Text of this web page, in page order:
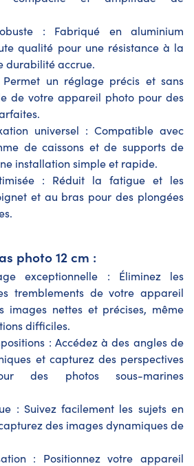
: Fabriqué en aluminium
qualité pour une résistance à la
durabilité accrue.
un réglage précis et sans
de votre appareil photo pour des
universel : Compatible avec
de caissons et de supports de
installation simple et rapide.
: Réduit la fatigue et les
et au bras pour des plongées
photo 12 cm :
exceptionnelle : Éliminez les
tremblements de votre appareil
images nettes et précises, même
difficiles.
: Accédez à des angles de
et capturez des perspectives
des photos sous-marines
: Suivez facilement les sujets en
des images dynamiques de
: Positionnez votre appareil